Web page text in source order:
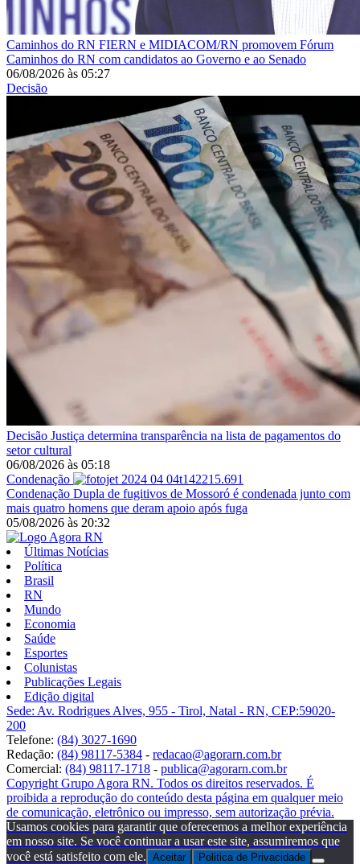
Caminhos do RN FIERN e MIDIACOM/RN promovem Fórum
Caminhos do RN com candidatos ao Governo e ao Senado
06/08/2026 às 05:27
Decisão
Decisão Justiça determina transparência na lista de pagamentos do
setor cultural
06/08/2026 às 05:18
Condenação
Condenação Dupla de fugitivos de Mossoró é condenada junto com
mais quatro homens que deram apoio após fuga
05/08/2026 às 20:32
Últimas Notícias
Política
Brasil
RN
Mundo
Economia
Saúde
Esportes
Colunistas
Publicações Legais
Edição digital
Sede: Av. Rodrigues Alves, 955 - Tirol, Natal - RN, CEP:59020-
200
Telefone: (84) 3027-1690
Redação: (84) 98117-5384 - redacao@agorarn.com.br
Comercial: (84) 98117-1718 - publica@agorarn.com.br
Copyright Grupo Agora RN. Todos os direitos reservados. É
proibida a reprodução do conteúdo desta página em qualquer meio
de comunicação, eletrônico ou impresso, sem autorização prévia.
Usamos cookies para garantir que oferecemos a melhor experiência
em nosso site. Se você continuar a usar este site, assumiremos que
você está satisfeito com ele. Aceitar Politica de Privacidade